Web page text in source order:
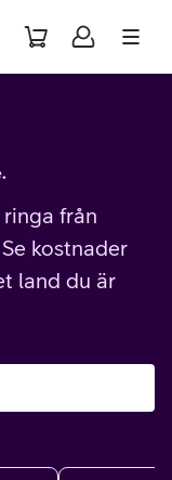
från
kostnader
land du är